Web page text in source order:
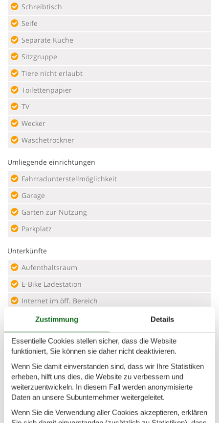
Schreibtisch
Seife
Separate Küche
Sitzgruppe
Tiere nicht erlaubt
Toilettenpapier
TV
Wecker
Wäschetrockner
Umliegende einrichtungen
Fahrradunterstellmöglichkeit
Garage
Garten zur Nutzung
Parkplatz
Unterkünfte
Aufenthaltsraum
E-Bike Ladestation
Internet im öff. Bereich
Kreditkarten
Nichtraucherhaus
Radfreundlich
Safe
Trockenraum
Wanderfreundlich
Wäscheservice
Zustimmung Details
Essentielle Cookies stellen sicher, dass die Website
funktioniert, Sie können sie daher nicht deaktivieren.
Wenn Sie damit einverstanden sind, dass wir Ihre Statistiken
erheben, hilft uns dies, die Website zu verbessern und
weiterzuentwickeln. In diesem Fall werden anonymisierte
Daten an unsere Subunternehmer weitergeleitet.
Wenn Sie die Verwendung aller Cookies akzeptieren, erklären